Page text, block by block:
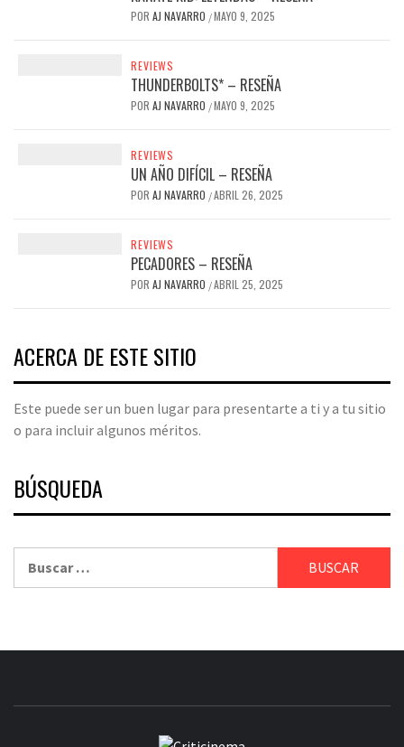
POR AJ NAVARRO /MAYO 9, 2025
REVIEWS
THUNDERBOLTS* – RESEÑA
POR AJ NAVARRO /MAYO 9, 2025
REVIEWS
UN AÑO DIFÍCIL – RESEÑA
POR AJ NAVARRO /ABRIL 26, 2025
REVIEWS
PECADORES – RESEÑA
POR AJ NAVARRO /ABRIL 25, 2025
ACERCA DE ESTE SITIO
Este puede ser un buen lugar para presentarte a ti y a tu sitio
o para incluir algunos méritos.
BÚSQUEDA